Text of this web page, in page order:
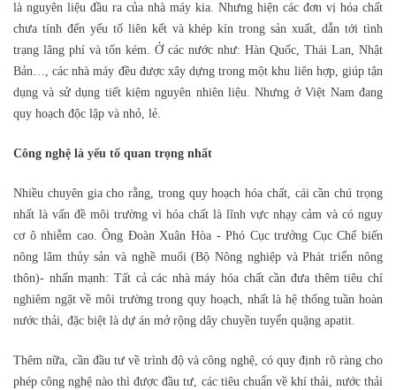
là nguyên liệu đầu ra của nhà máy kia. Nhưng hiện các đơn vị hóa chất
chưa tính đến yếu tố liên kết và khép kín trong sản xuất, dẫn tới tình
trạng lãng phí và tốn kém. Ở các nước như: Hàn Quốc, Thái Lan, Nhật
Bản…, các nhà máy đều được xây dựng trong một khu liên hợp, giúp tận
dụng và sử dụng tiết kiệm nguyên nhiên liệu. Nhưng ở Việt Nam đang
quy hoạch độc lập và nhỏ, lẻ.
Công nghệ là yếu tố quan trọng nhất
Nhiều chuyên gia cho rằng, trong quy hoạch hóa chất, cái cần chú trọng
nhất là vấn đề môi trường vì hóa chất là lĩnh vực nhạy cảm và có nguy
cơ ô nhiễm cao. Ông Đoàn Xuân Hòa - Phó Cục trưởng Cục Chế biến
nông lâm thủy sản và nghề muối (Bộ Nông nghiệp và Phát triển nông
thôn)- nhấn mạnh: Tất cả các nhà máy hóa chất cần đưa thêm tiêu chí
nghiêm ngặt về môi trường trong quy hoạch, nhất là hệ thống tuần hoàn
nước thải, đặc biệt là dự án mở rộng dây chuyền tuyển quặng apatit.
Thêm nữa, cần đầu tư về trình độ và công nghệ, có quy định rõ ràng cho
phép công nghệ nào thì được đầu tư, các tiêu chuẩn về khí thải, nước thải